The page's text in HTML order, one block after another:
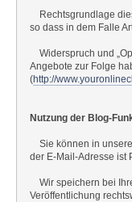
Rechtsgrundlage
so dass in dem Falle
Widerspruch und
Angebote zur Folge
(http://
Nutzung der Blog-
Sie können in
der E-Mail-Adresse ist
Wir speichern bei
Veröffentlichung